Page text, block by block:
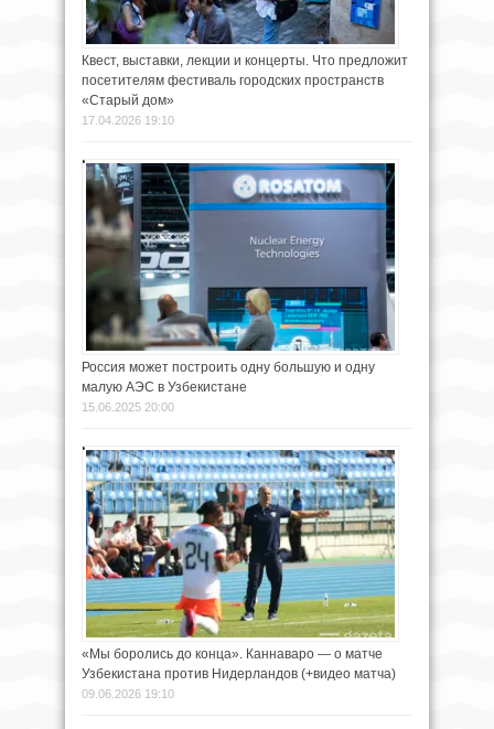
Квест, выставки, лекции и концерты. Что предложит
посетителям фестиваль городских пространств
«Старый дом»
17.04.2026 19:10
Россия может построить одну большую и одну
малую АЭС в Узбекистане
15.06.2025 20:00
«Мы боролись до конца». Каннаваро — о матче
Узбекистана против Нидерландов (+видео матча)
09.06.2026 19:10